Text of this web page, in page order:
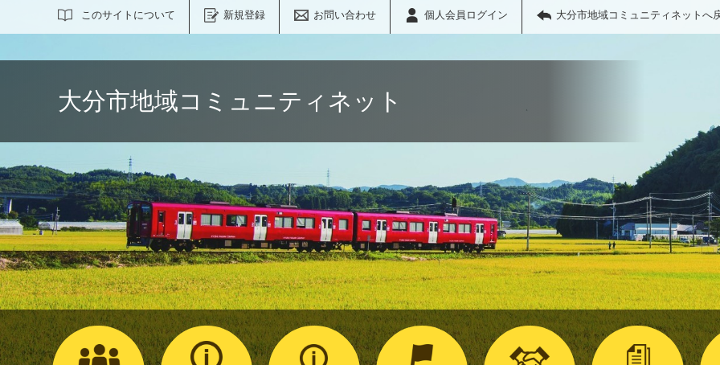
このサイトについて 新規登録 お問い合わせ 個人会員ログイン 大分市地域コミュニティネットへ
サイト内検索
大分市地域コミュニティネット